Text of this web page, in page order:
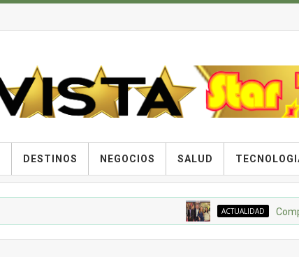
DESTINOS NEGOCIOS SALUD
ACTUALIDAD Compañía